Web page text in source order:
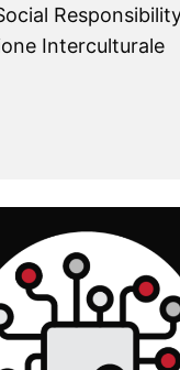
Interculturale